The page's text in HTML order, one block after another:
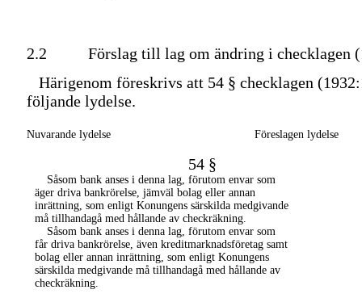
2.2
Förslag till lag om ändring i checklagen
Härigenom föreskrivs att 54 § checklagen
följande lydelse.
Nuvarande lydelse Föreslagen lydelse
54 §
Såsom bank anses i denna lag, förutom envar som
äger driva bankrörelse, jämväl bolag eller annan
inrättning, som enligt Konungens särskilda medgivande
må tillhandagå med hållande av checkräkning.
Såsom bank anses i denna lag, förutom envar som
får driva bankrörelse, även kreditmarknadsföretag samt
bolag eller annan inrättning, som enligt Konungens
särskilda medgivande må tillhandagå med hållande av
checkräkning.